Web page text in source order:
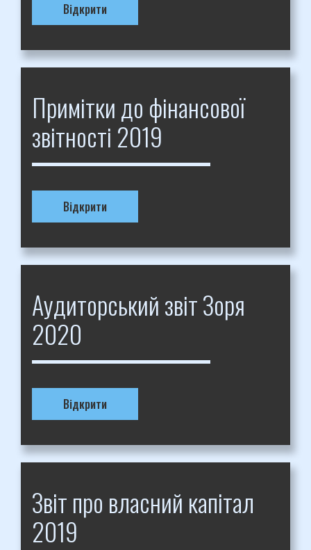
Відкрити
Примітки до фінансової
звітності 2019
Відкрити
Аудиторський звіт Зоря
2020
Відкрити
Звіт про власний капітал
2019